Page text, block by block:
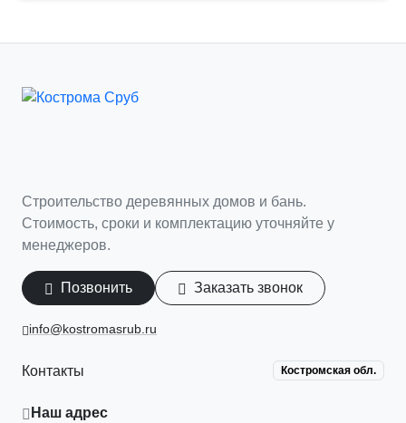
Строительство деревянных домов и бань.
Стоимость, сроки и комплектацию уточняйте у
менеджеров.
Позвонить Заказать звонок
info@kostromasrub.ru
Контакты Костромская обл.
Наш адрес